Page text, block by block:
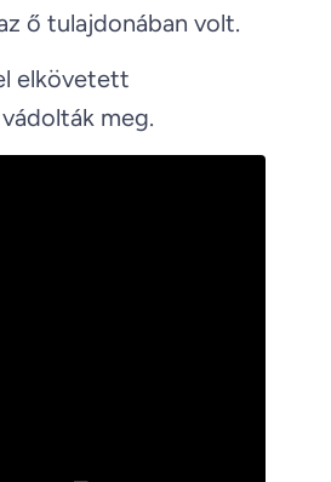
ő tulajdonában volt.
elkövetett
meg.